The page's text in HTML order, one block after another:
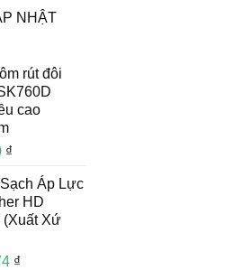
NHẬT
rút đôi
cao
₫
Áp Lực
HD
(Xuất Xứ
₫